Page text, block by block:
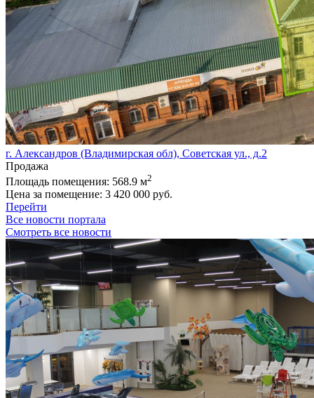
г. Александров (Владимирская обл), Советская ул., д.2
Продажа
Площадь помещения: 568.9 м2
Цена за помещение: 3 420 000 руб.
Перейти
Все новости портала
Смотреть все новости